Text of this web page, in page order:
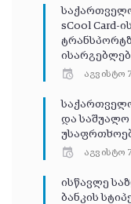
sCool Card-
აგვისტო
და საშუალო
აგვისტო
ისწავლე
ბანკის